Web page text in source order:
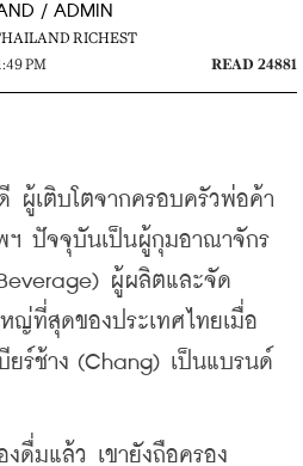
/ ADMIN
RICHEST
PM
READ 24881
ติบโตจากครอบครัวพ่อค้า
ฯ ปัจจุบันเป็นผู้กุมอาณาจักร
Beverage) ผู้ผลิตและจัด
ญ่ที่สุดของประเทศไทยเมื่อ
ยร์ช้าง (Chang) เป็นแบรนด์
มแล้ว เขายังถือครอง